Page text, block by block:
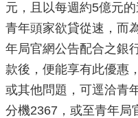
站
資
開
放
宣
告
元，且以每週約5億元
青年頭家欲貸從速，而
年局官網公告配合之銀
款後，便能享有此優惠
或其他問題，可逕洽青
分機2367，或至青年局